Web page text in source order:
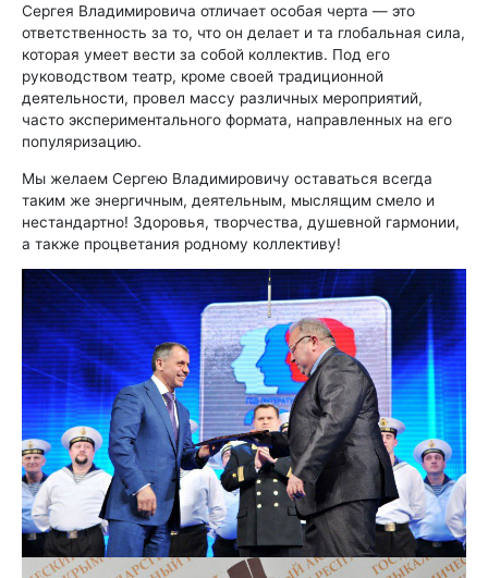
Сергея Владимировича отличает особая черта ― это
ответственность за то, что он делает и та глобальная сила,
которая умеет вести за собой коллектив. Под его
руководством театр, кроме своей традиционной
деятельности, провел массу различных мероприятий,
часто экспериментального формата, направленных на его
популяризацию.
Мы желаем Сергею Владимировичу оставаться всегда
таким же энергичным, деятельным, мыслящим смело и
нестандартно! Здоровья, творчества, душевной гармонии,
а также процветания родному коллективу!